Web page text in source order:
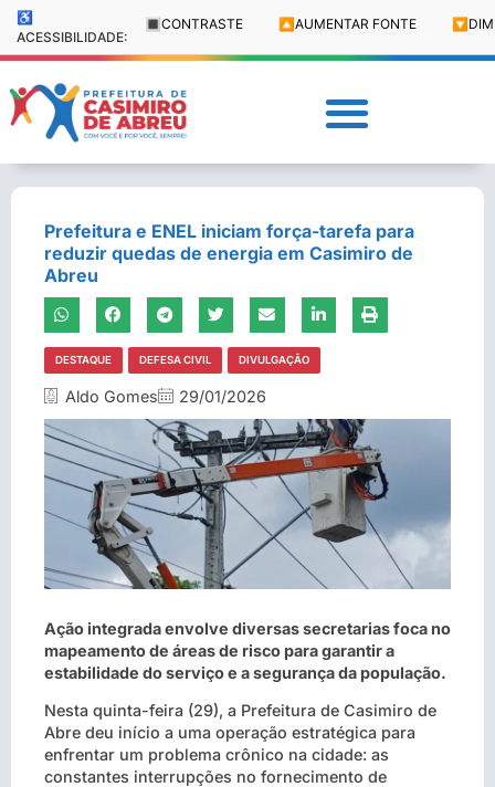
♿
ACESSIBILIDADE:
🔳 CONTRASTE 🔼 AUMENTAR FONTE 🔽
Prefeitura e ENEL iniciam força-tarefa para
reduzir quedas de energia em Casimiro de
Abreu
DESTAQUE DEFESA CIVIL DIVULGAÇÃO
Aldo Gomes 29/01/2026
Ação integrada envolve diversas secretarias foca no
mapeamento de áreas de risco para garantir a
estabilidade do serviço e a segurança da população.
Nesta quinta-feira (29), a Prefeitura de Casimiro de
Abre deu início a uma operação estratégica para
enfrentar um problema crônico na cidade: as
constantes interrupções no fornecimento de